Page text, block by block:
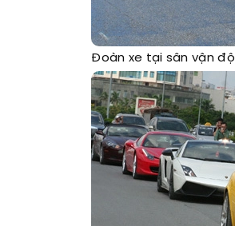
Đoàn xe tại sân vận